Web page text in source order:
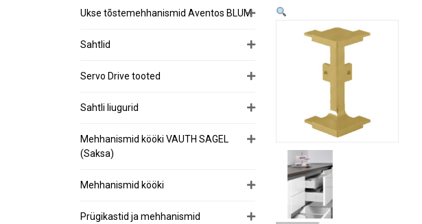
Ukse tõstemehhanismid Aventos BLUM
Sahtlid
Servo Drive tooted
Sahtli liugurid
Mehhanismid kööki VAUTH SAGEL
(Saksa)
Mehhanismid kööki
Prügikastid ja mehhanismid